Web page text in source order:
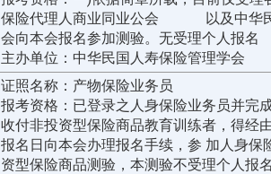
保险代理人商业同业公会 以及中华民
会向本会报名参加测验。无受理个人报名
主办单位：中华民国人寿保险管理学会
证照名称：产物保险业务员
报考资格：已登录之人身保险业务员并完
收付非投资型保险商品教育训练者，得经
报名日向本会办理报名手续，参 加人身保
资型保险商品测验，本测验不受理个人报